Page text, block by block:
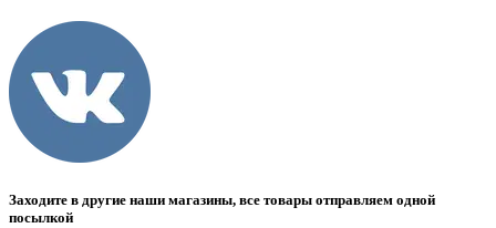
Заходите в другие наши магазины, все товары отправляем одной
посылкой